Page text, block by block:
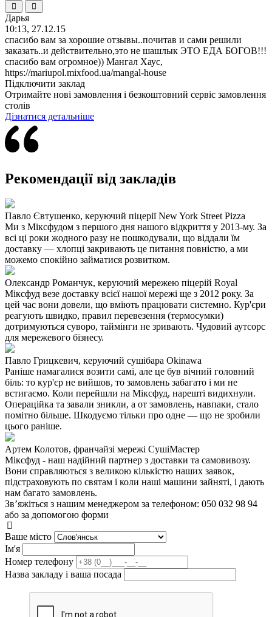
Дарья
10:13, 27.12.15
спасибо вам за хорошие отзывы..почитав и сами решили
заказать..и действительно,это не шашлык ЭТО ЕДА БОГОВ!!!
спасибо вам огромное)) Мангал Хаус,
https://mariupol.mixfood.ua/mangal-house
Підключити заклад
Отримайте нові замовлення і безкоштовний сервіс замовлення
столів
Дізнатися детальніше
Рекомендації від закладів
Павло Євтушенко, керуючий піцерії New York Street Pizza
Ми з Міксфудом з першого дня нашого відкриття у 2013-му. За
всі ці роки жодного разу не пошкодували, що віддали їм
доставку — хлопці закривають це питання повністю, а ми
можемо спокійно займатися розвитком.
Олександр Романчук, керуючий мережею піцерій Royal
Міксфуд везе доставку всієї нашої мережі ще з 2012 року. За
цей час вони довели, що вміють працювати системно. Кур'єри
реагують швидко, правил перевезення (термосумки)
дотримуються суворо, таймінги не зривають. Чудовий аутсорс
для мережевого бізнесу.
Павло Грицкевич, керуючий сушібара Okinawa
Раніше намагалися возити самі, але це був вічний головний
біль: то кур'єр не вийшов, то замовлень забагато і ми не
встигаємо. Коли перейшли на Міксфуд, нарешті видихнули.
Операційка та завали зникли, а от замовлень, навпаки, стало
помітно більше. Шкодуємо тільки про одне — що не зробили
цього раніше.
Артем Колотов, франчайзі мережі СушіМастер
Міксфуд - наш надійний партнер з доставки та самовивозу.
Вони справляються з великою кількістю наших заявок,
підстраховують по святам і коли наші машини зайняті, і дають
нам багато замовлень.
Зв’яжіться з нашим менеджером за телефоном: 050 032 98 94
або за допомогою форми
Ваше місто
Iм'я
Номер телефону
Назва закладу і ваша посада